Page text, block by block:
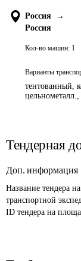
Россия
→
Россия
Кол-во машин: 1
Варианты
тентованный,
Тендерная
Доп. информация
Название тендера
транспортной
ID тендера на